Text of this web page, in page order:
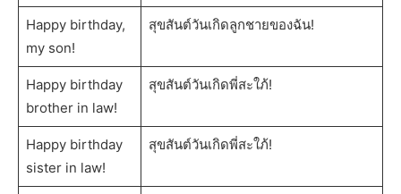
Happy birthday,
my son!
สุขสันต์วันเกิดลูกชายของฉัน!
Happy birthday
brother in law!
สุขสันต์วันเกิดพี่สะใภ้!
Happy birthday
sister in law!
สุขสันต์วันเกิดพี่สะใภ้!